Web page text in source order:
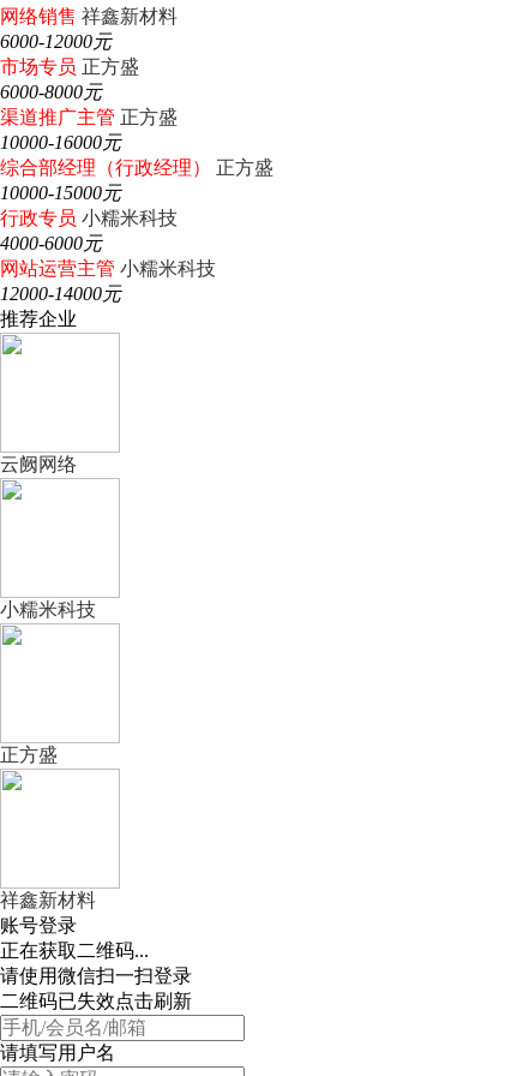
网络销售 祥鑫新材料
6000-12000元
市场专员 正方盛
6000-8000元
渠道推广主管 正方盛
10000-16000元
综合部经理（行政经理）
正方盛
10000-15000元
行政专员 小糯米科技
4000-6000元
网站运营主管 小糯米科技
12000-14000元
推荐企业
云阙网络
小糯米科技
正方盛
祥鑫新材料
账号登录
正在获取二维码...
请使用微信扫一扫登录
二维码已失效点击刷新
请填写用户名